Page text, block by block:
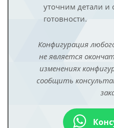
уточним детали и
готовности.
Конфигурация
не является
изменениях
сообщить